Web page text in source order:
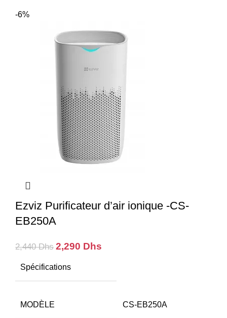
-6%
Ezviz Purificateur d’air ionique -CS-
EB250A
2,440Dhs Le
initial
2,290 Dhs
Spécifications
MODÈLE CS-EB250A